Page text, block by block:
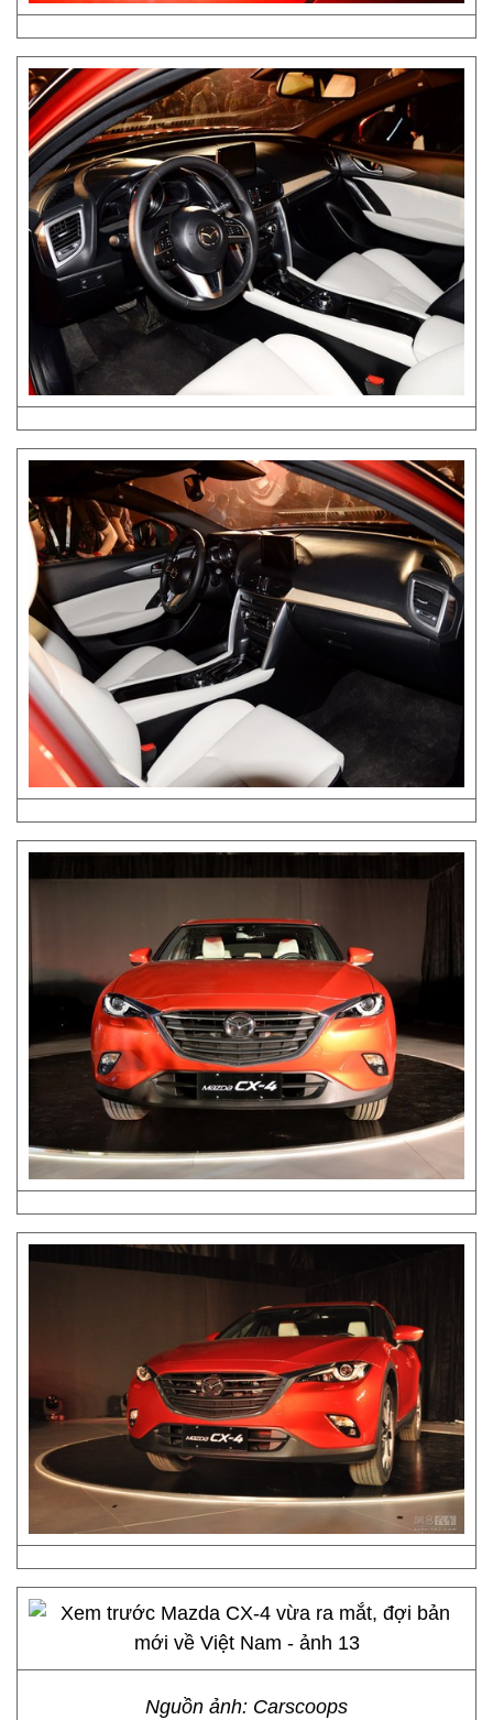
Nguồn ảnh: Carscoops